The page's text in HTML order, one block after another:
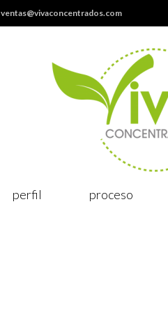
ventas@vivaconcentrados.com
perfil proceso